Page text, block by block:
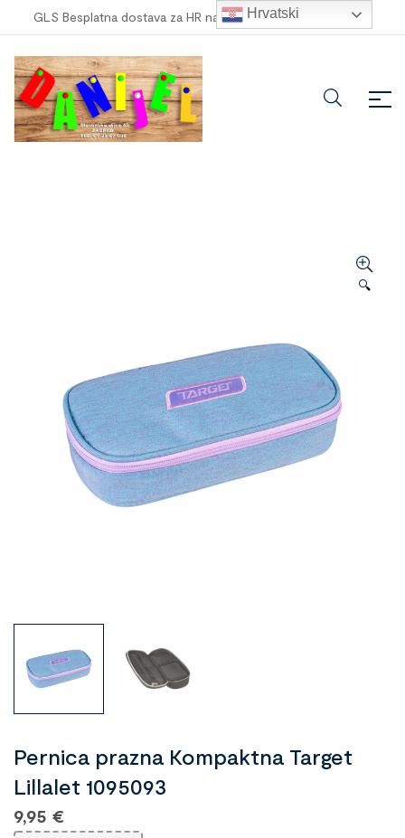
GLS Besplatna dostava za HR narudžbe veće od 100,00 €
🔍
Pernica prazna Kompaktna Target
Lillalet 1095093
9,95 €
Hrvatski